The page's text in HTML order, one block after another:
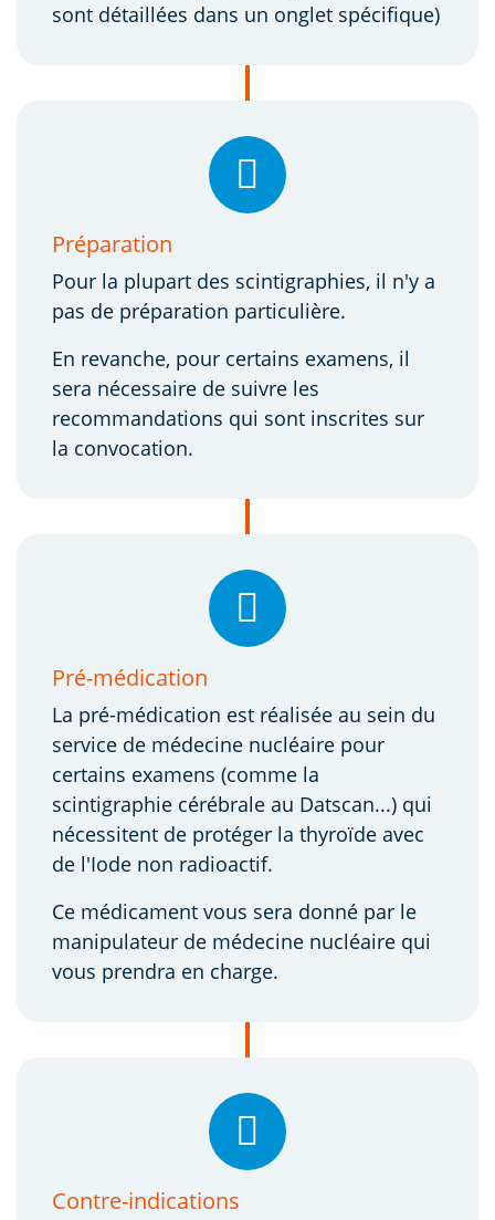
sont détaillées dans un onglet spécifique)
Préparation
Pour la plupart des scintigraphies, il n'y a
pas de préparation particulière.
En revanche, pour certains examens, il
sera nécessaire de suivre les
recommandations qui sont inscrites sur
la convocation.
Pré-médication
La pré-médication est réalisée au sein du
service de médecine nucléaire pour
certains examens (comme la
scintigraphie cérébrale au Datscan...) qui
nécessitent de protéger la thyroïde avec
de l'Iode non radioactif.
Ce médicament vous sera donné par le
manipulateur de médecine nucléaire qui
vous prendra en charge.
Contre-indications